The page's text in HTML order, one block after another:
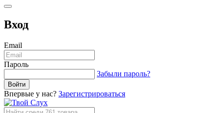
Вход
Email
Пароль
Забыли пароль?
Впервые у нас? Зарегистрироваться